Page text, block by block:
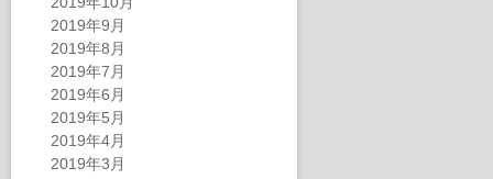
2019年9月
2019年8月
2019年7月
2019年6月
2019年5月
2019年4月
2019年3月